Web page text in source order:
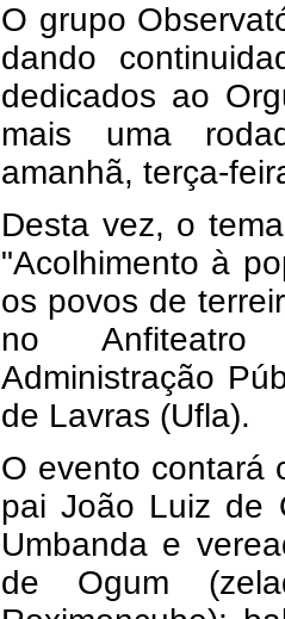
O grupo
dando
dedicados ao
mais uma
amanhã, terça-
Desta vez, o
"Acolhimento à
os povos de
no
Administração
de Lavras (Ufla).
O evento contará
pai João Luiz de
Umbanda e
de Ogum